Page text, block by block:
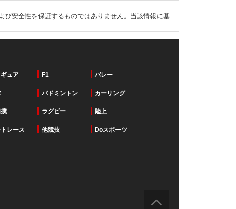
び安全性を保証するものではありません。当該情報に基
ュア F1 バレー
バドミントン カーリング
ラグビー 陸上
レース 他競技 Doスポーツ